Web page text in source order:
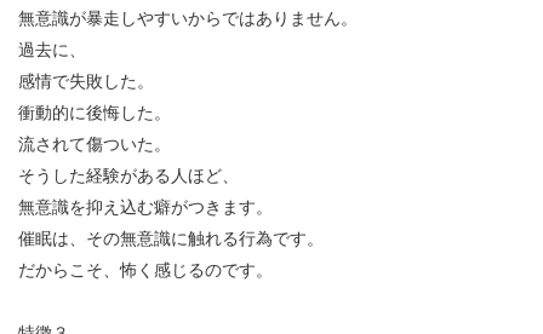
無意識が暴走しやすいからではありません。
過去に、
感情で失敗した。
衝動的に後悔した。
流されて傷ついた。
そうした経験がある人ほど、
無意識を抑え込む癖がつきます。
催眠は、その無意識に触れる行為です。
だからこそ、怖く感じるのです。